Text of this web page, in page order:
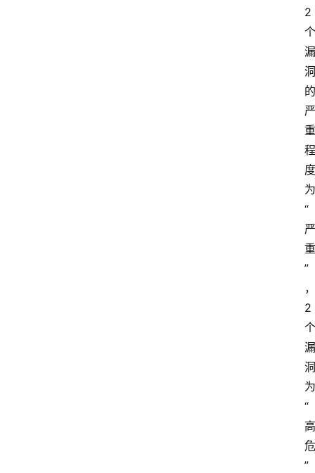
2
个
漏
洞
的
严
重
程
度
为
“
严
重
”
，
2
个
漏
洞
为
“
高
危
”